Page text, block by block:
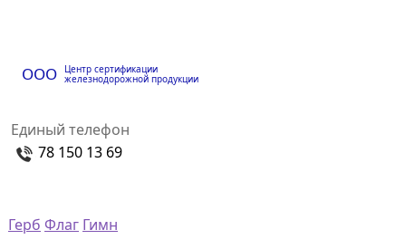
ООО Центр сертификации
железнодорожной продукции
Единый телефон
78 150 13 69
Герб Флаг Гимн